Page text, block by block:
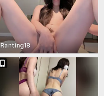
Ranting18